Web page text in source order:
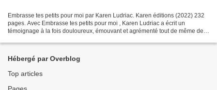
Embrasse tes petits pour moi par Karen Ludriac. Karen éditions (2022) 232
pages. Avec Embrasse tes petits pour moi , Karen Ludriac a écrit un
témoignage à la fois douloureux, émouvant et agrémenté tout de même de
Hébergé par Overblog
Top articles